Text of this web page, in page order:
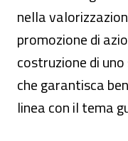
nella
promozione di
costruzione di
che garantisca
linea con il tema